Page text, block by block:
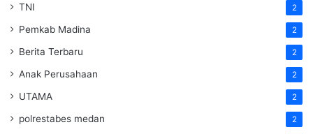
TNI 2
Pemkab Madina 2
Berita Terbaru 2
Anak Perusahaan 2
UTAMA 2
polrestabes medan 2